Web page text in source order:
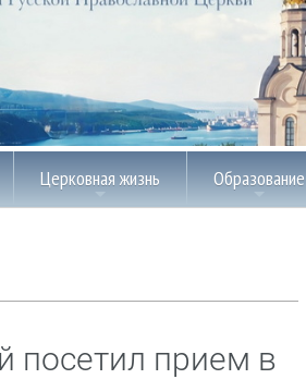
Церковная жизнь Образование
посетил прием в